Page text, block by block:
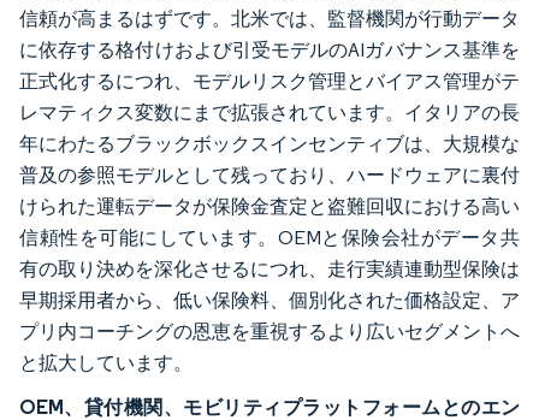
信頼が高まるはずです。北米では、監督機関が行動データ
に依存する格付けおよび引受モデルのAIガバナンス基準を
正式化するにつれ、モデルリスク管理とバイアス管理がテ
レマティクス変数にまで拡張されています。イタリアの長
年にわたるブラックボックスインセンティブは、大規模な
普及の参照モデルとして残っており、ハードウェアに裏付
けられた運転データが保険金査定と盗難回収における高い
信頼性を可能にしています。OEMと保険会社がデータ共
有の取り決めを深化させるにつれ、走行実績連動型保険は
早期採用者から、低い保険料、個別化された価格設定、ア
プリ内コーチングの恩恵を重視するより広いセグメントへ
と拡大しています。
OEM、貸付機関、モビリティプラットフォームとのエン